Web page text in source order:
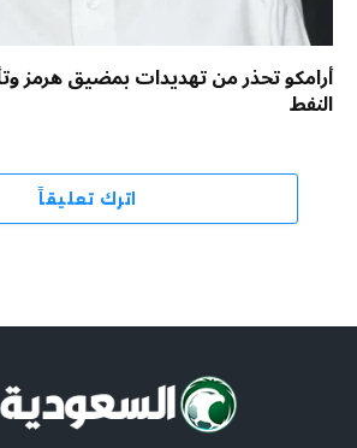
أرامكو تحذر من تهديدات بمضيق هرمز
النفط
اترك تعليقاً